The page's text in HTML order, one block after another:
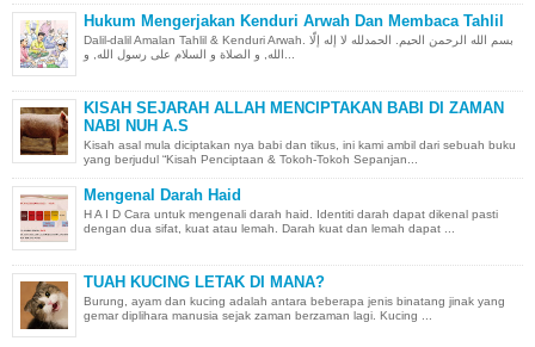
Hukum Mengerjakan Kenduri Arwah Dan Membaca Tahlil
Dalil-dalil Amalan Tahlil & Kenduri Arwah. بسم الله الرحمن الحيم. الحمدلله لا إله إلّا
KISAH SEJARAH ALLAH MENCIPTAKAN BABI DI ZAMAN
NABI NUH A.S
Kisah asal mula diciptakan nya babi dan tikus, ini kami ambil dari sebuah buku
yang berjudul “Kisah Penciptaan & Tokoh-Tokoh Sepanjan...
Mengenal Darah Haid
H A I D Cara untuk mengenali darah haid. Identiti darah dapat dikenal pasti
dengan dua sifat, kuat atau lemah. Darah kuat dan lemah dapat ...
TUAH KUCING LETAK DI MANA?
Burung, ayam dan kucing adalah antara beberapa jenis binatang jinak yang
gemar diplihara manusia sejak zaman berzaman lagi. Kucing ...